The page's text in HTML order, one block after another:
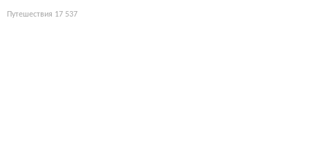
Путешествия 17 537